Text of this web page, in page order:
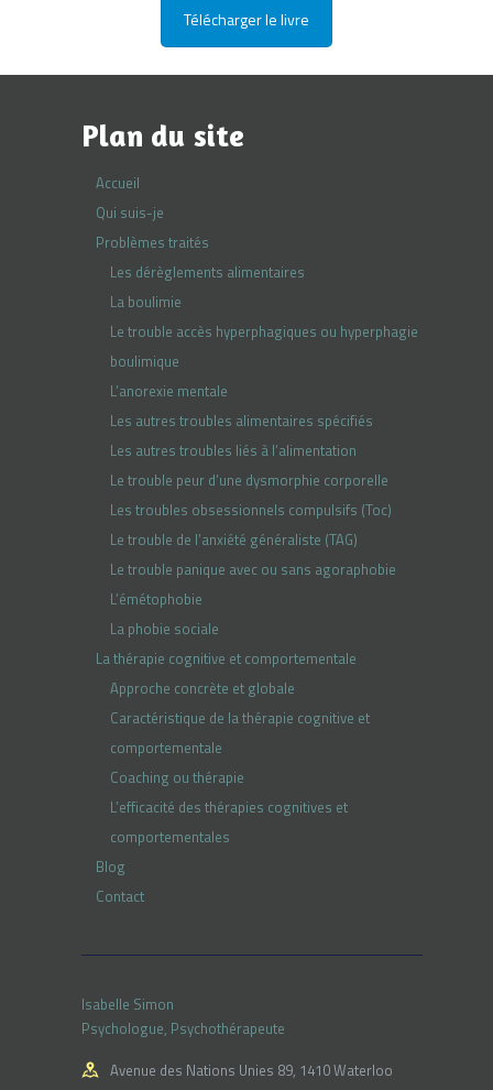
Télécharger le livre
Plan du site
Accueil
Qui suis-je
Problèmes traités
Les dérèglements alimentaires
La boulimie
Le trouble accès hyperphagiques ou hyperphagie
boulimique
L’anorexie mentale
Les autres troubles alimentaires spécifiés
Les autres troubles liés à l’alimentation
Le trouble peur d’une dysmorphie corporelle
Les troubles obsessionnels compulsifs (Toc)
Le trouble de l’anxiété généraliste (TAG)
Le trouble panique avec ou sans agoraphobie
L’émétophobie
La phobie sociale
La thérapie cognitive et comportementale
Approche concrète et globale
Caractéristique de la thérapie cognitive et
comportementale
Coaching ou thérapie
L’efficacité des thérapies cognitives et
comportementales
Blog
Contact
Isabelle Simon
Psychologue, Psychothérapeute
Avenue des Nations Unies 89, 1410 Waterloo